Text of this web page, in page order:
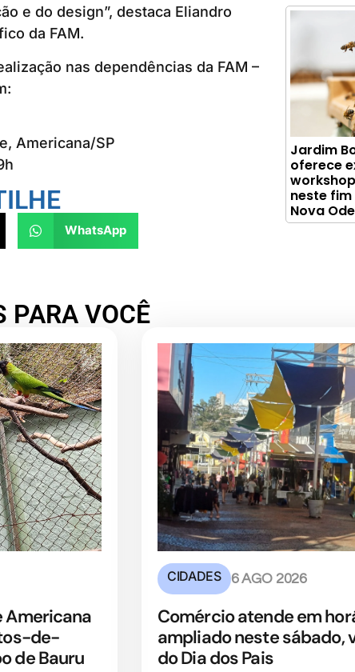
e do design”, destaca Eliandro
da FAM.
nas dependências da FAM –
Americana/SP
WhatsApp
Jardim
oferece
neste
Nova
PARA VOCÊ
Americana
de-
de Bauru
CIDADES 6 AGO 2026
Comércio atende em
ampliado neste sábado,
do Dia dos Pais